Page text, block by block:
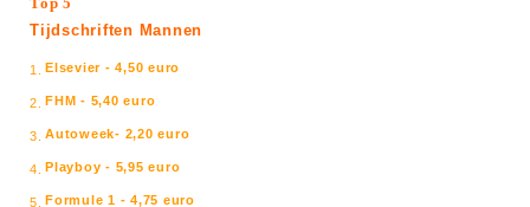
Tijdschriften Mannen
1. Elsevier - 4,50 euro
2. FHM - 5,40 euro
3. Autoweek- 2,20 euro
4. Playboy - 5,95 euro
5. Formule 1 - 4,75 euro